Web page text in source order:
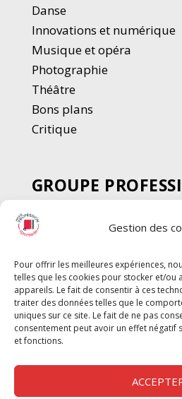
Gestion des
Pour offrir les meilleures expériences,
telles que les cookies pour stocker et/ou
appareils. Le fait de consentir à ces
traiter des données telles que le
uniques sur ce site. Le fait de ne pas
consentement peut avoir un effet négatif
et fonctions.
Danse
Innovations et numérique
Musique et opéra
Photographie
Théâtre
Bons plans
Critique
GROUPE
SPECTACLE
Chèque Intermittents
Chèque Compta
Chèque Emploi Spectacle
G-Pods
Profession Audio-visuel